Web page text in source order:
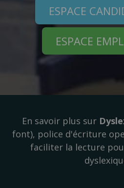
ESPACE
ESPACE
En savoir plus sur
font), police d'écriture
faciliter la lecture